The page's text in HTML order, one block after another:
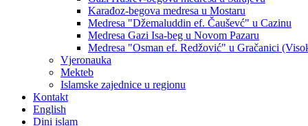
Karađoz-begova medresa u Mostaru
Medresa "Džemaluddin ef. Čauševć" u Cazinu
Medresa Gazi Isa-beg u Novom Pazaru
Medresa "Osman ef. Redžović" u Gračanici
Vjeronauka
Mekteb
Islamske zajednice u regionu
Kontakt
English
Dini islam